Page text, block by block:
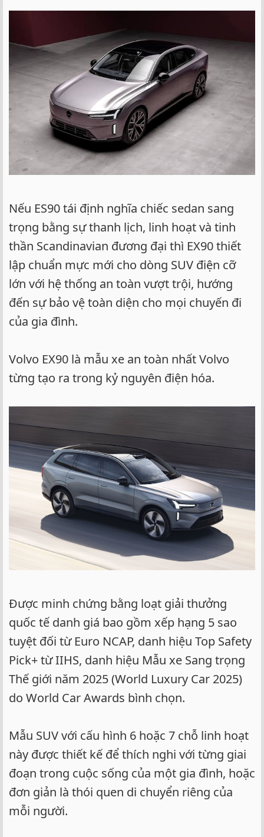
Nếu ES90 tái định nghĩa chiếc sedan sang
trọng bằng sự thanh lịch, linh hoạt và tinh
thần Scandinavian đương đại thì EX90 thiết
lập chuẩn mực mới cho dòng SUV điện cỡ
lớn với hệ thống an toàn vượt trội, hướng
đến sự bảo vệ toàn diện cho mọi chuyến đi
của gia đình.
Volvo EX90 là mẫu xe an toàn nhất Volvo
từng tạo ra trong kỷ nguyên điện hóa.
Được minh chứng bằng loạt giải thưởng
quốc tế danh giá bao gồm xếp hạng 5 sao
tuyệt đối từ Euro NCAP, danh hiệu Top Safety
Pick+ từ IIHS, danh hiệu Mẫu xe Sang trọng
Thế giới năm 2025 (World Luxury Car 2025)
do World Car Awards bình chọn.
Mẫu SUV với cấu hình 6 hoặc 7 chỗ linh hoạt
này được thiết kế để thích nghi với từng giai
đoạn trong cuộc sống của một gia đình, hoặc
đơn giản là thói quen di chuyển riêng của
mỗi người.